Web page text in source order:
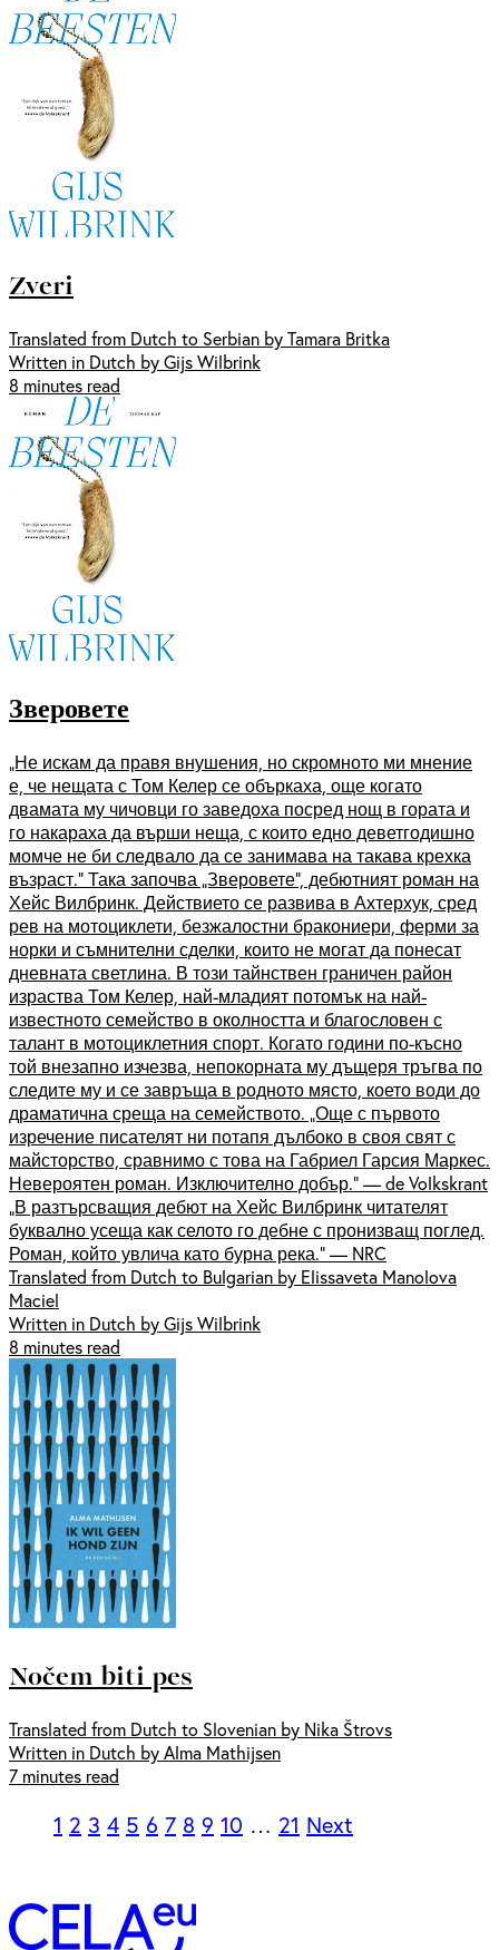
Zveri
Translated from Dutch to Serbian by Tamara Britka
Written in Dutch by Gijs Wilbrink
8 minutes read
Зверовете
„Не искам да правя внушения, но скромното ми мнение
е, че нещата с Том Келер се объркаха, още когато
двамата му чичовци го заведоха посред нощ в гората и
го накараха да върши неща, с които едно деветгодишно
момче не би следвало да се занимава на такава крехка
възраст.“ Така започва „Зверовете“, дебютният роман на
Хейс Вилбринк. Действието се развива в Ахтерхук, сред
рев на мотоциклети, безжалостни бракониери, ферми за
норки и съмнителни сделки, които не могат да понесат
дневната светлина. В този тайнствен граничен район
израства Том Келер, най-младият потомък на най-
известното семейство в околността и благословен с
талант в мотоциклетния спорт. Когато години по-късно
той внезапно изчезва, непокорната му дъщеря тръгва по
следите му и се завръща в родното място, което води до
драматична среща на семейството. „Още с първото
изречение писателят ни потапя дълбоко в своя свят с
майсторство, сравнимо с това на Габриел Гарсия Маркес.
Невероятен роман. Изключително добър.“ — de Volkskrant
„В разтърсващия дебют на Хейс Вилбринк читателят
буквално усеща как селото го дебне с пронизващ поглед.
Роман, който увлича като бурна река.“ — NRC
Translated from Dutch to Bulgarian by Elissaveta Manolova
Maciel
Written in Dutch by Gijs Wilbrink
8 minutes read
Nočem biti pes
Translated from Dutch to Slovenian by Nika Štrovs
Written in Dutch by Alma Mathijsen
7 minutes read
1 2 3 4 5 6 7 8 9 10 … 21 Next